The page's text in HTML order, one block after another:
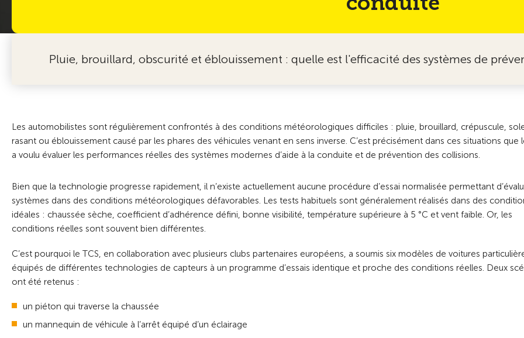
Pluie, brouillard, obscurité et éblouissement : quelle est l'efficacité des systèmes de
Les automobilistes sont régulièrement confrontés à des conditions météorologiques difficiles : pluie, brouillard, crépuscule,
rasant ou éblouissement causé par les phares des véhicules venant en sens inverse. C’est précisément dans ces situations que
a voulu évaluer les performances réelles des systèmes modernes d’aide à la conduite et de prévention des collisions.
Bien que la technologie progresse rapidement, il n’existe actuellement aucune procédure d’essai normalisée permettant
systèmes dans des conditions météorologiques défavorables. Les tests habituels sont généralement réalisés dans des
idéales : chaussée sèche, coefficient d’adhérence défini, bonne visibilité, température supérieure à 5 °C et vent faible. Or, les
conditions réelles sont souvent bien différentes.
C’est pourquoi le TCS, en collaboration avec plusieurs clubs partenaires européens, a soumis six modèles de voitures
équipés de différentes technologies de capteurs à un programme d’essais identique et proche des conditions réelles. Deux
ont été retenus :
un piéton qui traverse la chaussée
un mannequin de véhicule à l’arrêt équipé d’un éclairage